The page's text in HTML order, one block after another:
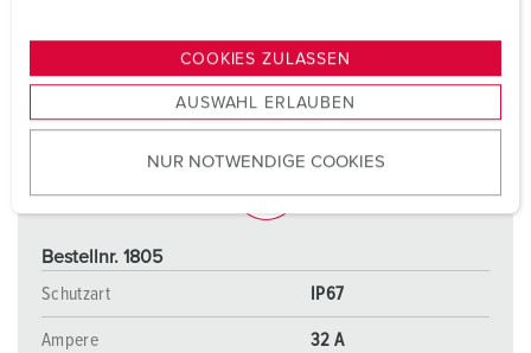
s
u
w
COOKIES ZULASSEN
AUSWAHL ERLAUBEN
NUR NOTWENDIGE COOKIES
Bestellnr. 1805
Schutzart
IP67
Ampere 32 A